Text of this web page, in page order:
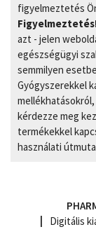
figyelmeztetés
azt - jelen
egészségügyi
semmilyen
Gyógyszerekkel
kérdezze meg
termékekkel
használati
Digitális